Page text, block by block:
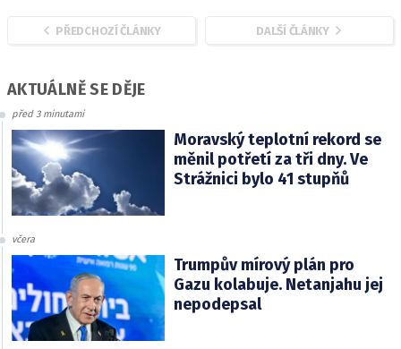
PŘEDCHOZÍ ČLÁNKY DALŠÍ ČLÁNKY
AKTUÁLNĚ SE DĚJE
před 3 minutami
Moravský teplotní rekord se
měnil potřetí za tři dny. Ve
Strážnici bylo 41 stupňů
včera
Trumpův mírový plán pro
Gazu kolabuje. Netanjahu jej
nepodepsal